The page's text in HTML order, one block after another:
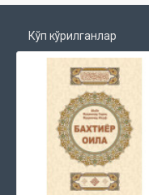
Кўп кўрилганлар